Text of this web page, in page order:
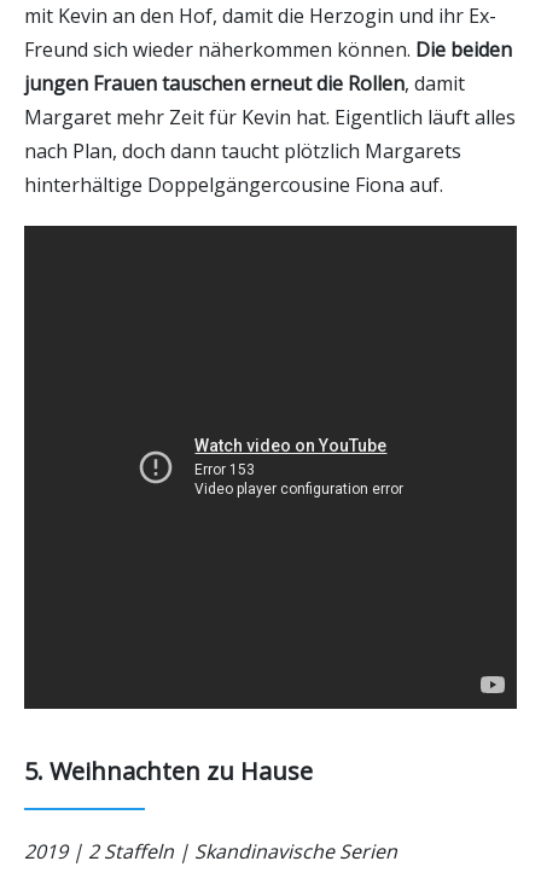
mit Kevin an den Hof, damit die Herzogin und ihr Ex-
Freund sich wieder näherkommen können. Die beiden
jungen Frauen tauschen erneut die Rollen, damit
Margaret mehr Zeit für Kevin hat. Eigentlich läuft alles
nach Plan, doch dann taucht plötzlich Margarets
hinterhältige Doppelgängercousine Fiona auf.
5. Weihnachten zu Hause
2019 | 2 Staffeln | Skandinavische Serien